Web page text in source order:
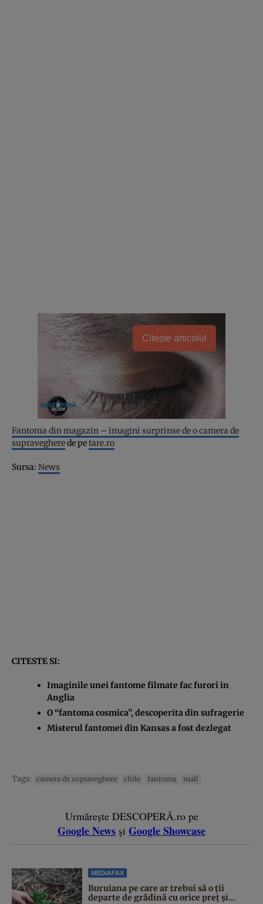
Citește articolul
Fantoma din magazin – imagini surprinse de o camera de
supravegherede petare.ro
Sursa: News
CITESTE SI:
Imaginile unei fantome filmate fac furori in
Anglia
O “fantoma cosmica”, descoperita din sufragerie
Misterul fantomei din Kansas a fost dezlegat
Tags: camera de supraveghere chile fantoma mall
Urmărește DESCOPERĂ.ro pe
Google News și Google Showcase
MEDIAFAX
Buruiana pe care ar trebui să o ții
departe de grădină cu orice preț și...